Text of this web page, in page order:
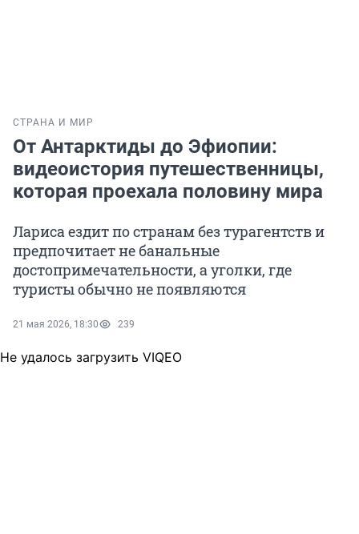
СТРАНА И МИР
От Антарктиды до Эфиопии:
видеоистория путешественницы,
которая проехала половину мира
Лариса ездит по странам без турагентств и
предпочитает не банальные
достопримечательности, а уголки, где
туристы обычно не появляются
21 мая 2026, 18:30 239
Не удалось загрузить VIQEO